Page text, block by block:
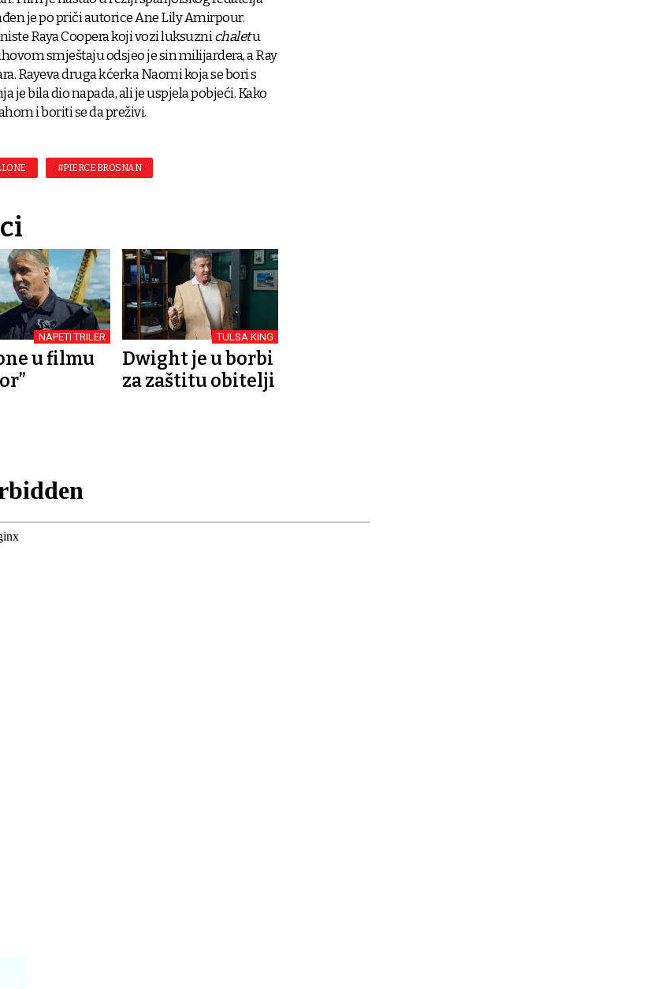
je po priči autorice Ane Lily Amirpour.
Raya Coopera koji vozi luksuznichaletu
smještaju odsjeo je sin milijardera, a Ray
Rayeva druga kćerka Naomi koja se bori s
bila dio napada, ali je uspjela pobjeći. Kako
i boriti se da preživi.
#PIERCE BROSNAN
NAPETI TRILER
u filmu
TULSA KING
Dwight je u borbi
za zaštitu obitelji